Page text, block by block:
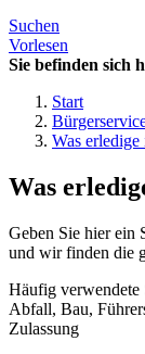
Suchen
Vorlesen
Sie befinden sich
Start
Was
Was
Geben Sie hier ein
und wir finden die
Häufig verwendete
Abfall, Bau,
Zulassung